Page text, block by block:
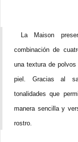
La Maison
combinación de
una textura de
piel. Gracias al
tonalidades que
manera sencilla y
rostro.